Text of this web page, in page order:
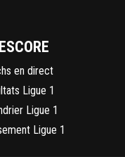
en direct
Ligue 1
Ligue 1
Ligue 1